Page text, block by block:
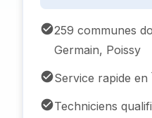
259 communes
Germain, Poissy
Service rapide
Techniciens